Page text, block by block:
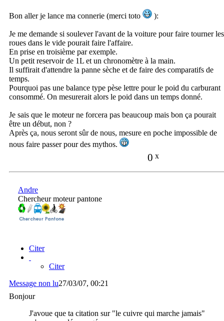
Bon aller je lance ma connerie (merci toto ):
Je me demande si soulever l'avant de la voiture pour faire tourner les
roues dans le vide pourait faire l'affaire.
En prise en troisième par exemple.
Un petit reservoir de 1L et un chronomètre à la main.
Il suffirait d'attendre la panne sèche et de faire des comparatifs de
temps.
Pourquoi pas une balance type pèse lettre pour le poid du carburant
consommé. On mesurerait alors le poid dans un temps donné.
Je sais que le moteur ne forcera pas beaucoup mais bon ça pourait
être un début, non ?
Après ça, nous seront sûr de nous, mesure en poche impossible de
nous faire passer pour des mythos.
0 x
Andre
Chercheur moteur pantone
Citer
Citer
Message non lu27/03/07, 00:21
Bonjour
J'avoue que ta citation sur "le cuivre qui marche jamais"